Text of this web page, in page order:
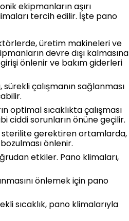
ekipmanların aşırı
tercih edilir. İşte pano
üretim makineleri ve
devre dışı kalmasına
önlenir ve bakım giderleri
çalışmanın sağlanması
optimal sıcaklıkta çalışması
ciddi sorunların önüne geçilir.
sterilite gerektiren ortamlarda,
önlenir.
etkiler. Pano klimaları,
önlemek için pano
sıcaklık, pano klimalarıyla